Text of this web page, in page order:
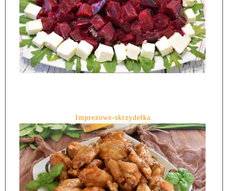
Imprezowe-skrzydełka.